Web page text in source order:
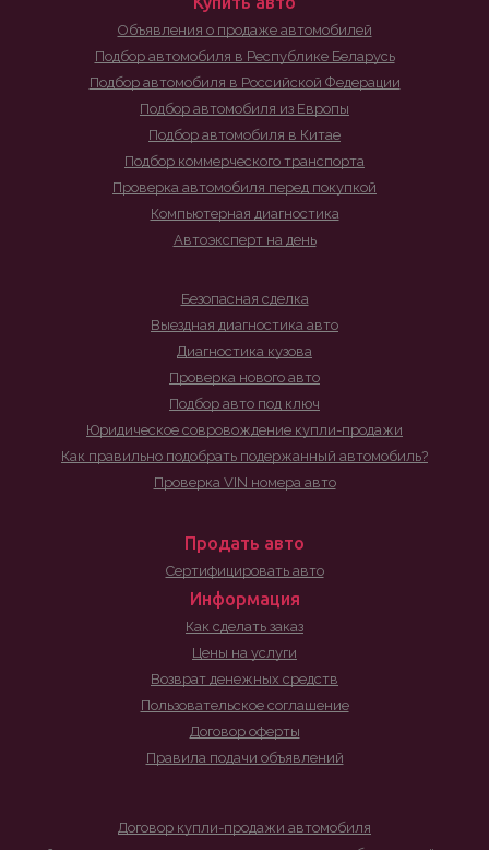
Объявления о продаже автомобилей
Подбор автомобиля в Республике Беларусь
Подбор автомобиля в Российской Федерации
Подбор автомобиля из Европы
Подбор автомобиля в Китае
Подбор коммерческого транспорта
Проверка автомобиля перед покупкой
Компьютерная диагностика
Автоэксперт на день
Безопасная сделка
Выездная диагностика авто
Диагностика кузова
Проверка нового авто
Подбор авто под ключ
Юридическое совровождение купли-продажи
Как правильно подобрать подержанный автомобиль?
Проверка VIN номера авто
Продать авто
Сертифицировать авто
Информация
Как сделать заказ
Цены на услуги
Возврат денежных средств
Пользовательское соглашение
Договор оферты
Правила подачи объявлений
Договор купли-продажи автомобиля